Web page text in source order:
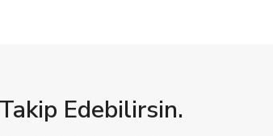
Edebilirsin.